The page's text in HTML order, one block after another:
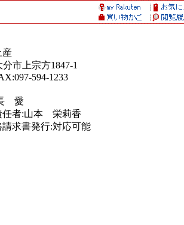
産
市上宗方1847-1
594-1233
愛
任者:山本 栄莉香
求書発行:対応可能